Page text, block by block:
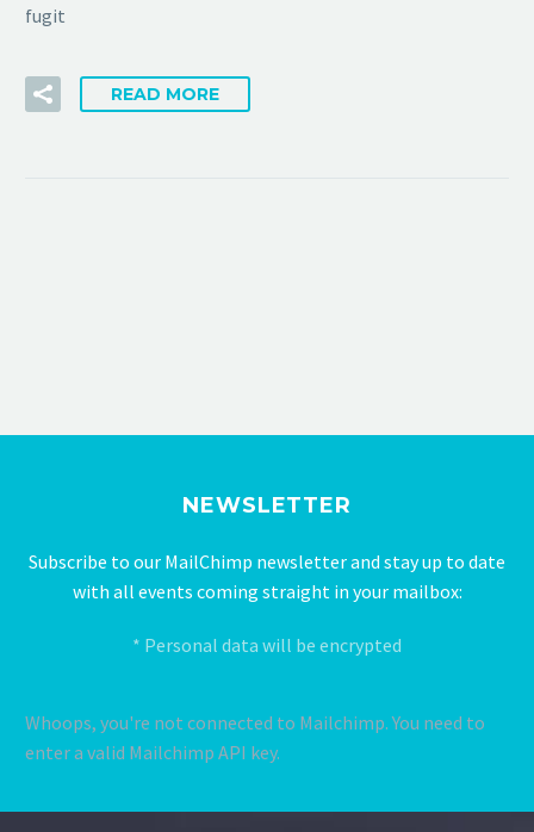
fugit
READ MORE
NEWSLETTER
Subscribe to our MailChimp newsletter and stay up to date
with all events coming straight in your mailbox:
* Personal data will be encrypted
Whoops, you're not connected to Mailchimp. You need to
enter a valid Mailchimp API key.